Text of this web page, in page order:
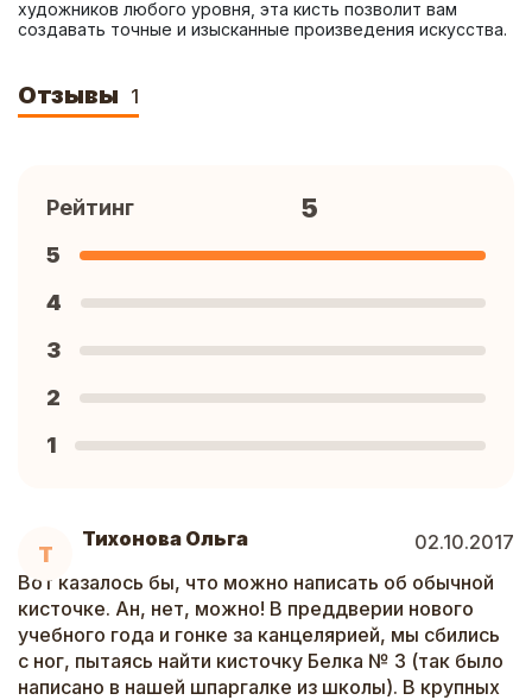
художников любого уровня, эта кисть позволит вам
создавать точные и изысканные произведения искусства.
Отзывы 1
Т
Тихонова Ольга
02.10.2017
Вот казалось бы, что можно написать об обычной
кисточке. Ан, нет, можно! В преддверии нового
учебного года и гонке за канцелярией, мы сбились
с ног, пытаясь найти кисточку Белка № 3 (так было
написано в нашей шпаргалке из школы). В крупных
Рейтинг 5
5
4
3
2
1